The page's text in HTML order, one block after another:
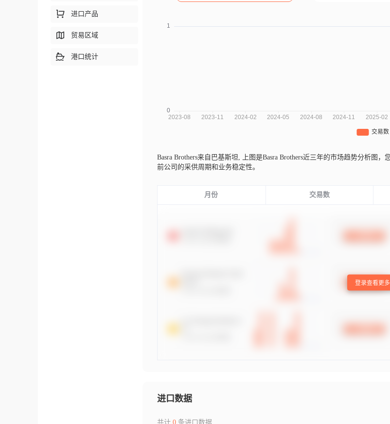
Basra Brothers来自巴基斯坦,
上图是Basra Brothers近三年的市场趋势分析图
前公司的采供周期和业务稳定性。
月份 交易数
登录查看更多
进口数据
共计 0条进口数据
进口产品
贸易区域
港口统计